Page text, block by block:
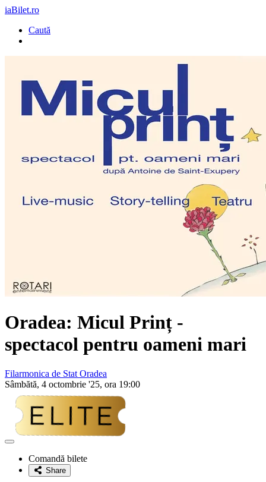
iaBilet.ro
Caută
Oradea: Micul Prinț -
spectacol pentru oameni mari
Filarmonica de Stat Oradea
Sâmbătă, 4 octombrie '25, ora 19:00
Adaugă
favoriteComandă bilete
Share